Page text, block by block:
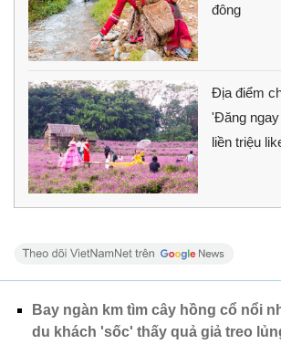
đông
Địa điểm
'Đăng
liền triệu
Bay ngàn km tìm cây hồng cổ nổi
du khách 'sốc' thấy quả giả treo